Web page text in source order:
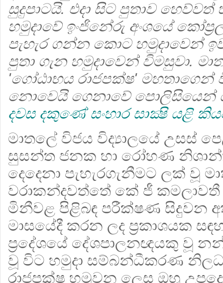
සුදුපාටයි. එදා සිට පුතාව
හමුදාවේ ඉංජිනේරු අංශයේ
පැහැර ගන්න කොට හමුදාවෙන්
පුතා ගැන හමුදාවෙන් විමසුවා.
'ගෝඨාභය රාජපක්ෂ' මහතාගෙන්
නොවෙයි ගෙනාවේ පොලිසියෙන්
දවස දකුණේ සංහාර සාක්‍ෂි යළි
මාතලේ විජය විද්‍යාලයේ උසස්
සුසන්ත ජනක හා රෝහණ
දෙදෙනා පැහැරගැනීමට ලක් වූ
වරාකන්දවත්තේ කේ ජී
මිනීවළ පිළිබඳ පරීක්ෂණ සිදුවන
මාසයේදී කරන ලද ප්‍රකාශයක
ප්‍රදේශයේ දේශපාලනඥයකු වූ
වූ විට හමුදා සම්බන්ධීකරණ
රාජපක්ෂ හමුවන ලෙස ඔහු